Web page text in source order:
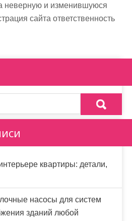
неверную и изменившуюся
сайта ответственность
квартиры: детали,
насосы для систем
зданий любой